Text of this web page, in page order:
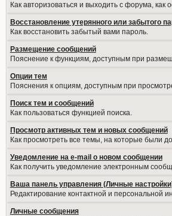
Как авторизоваться и выходить с форума,
Восстановление утерянного или забытого
Как восстановить забытый вами пароль.
Размещение сообщений
Пояснение к функциям, доступным при
Опции тем
Пояснения к опциям, доступным при
Поиск тем и сообщений
Как пользоваться функцией поиска.
Просмотр активных тем и новых сообщений
Как просмотреть все темы, на которые были
Уведомление на е-mail о новом сообщении
Как получить уведомление электронным
Ваша панель управления (Личные
Редактирование контактной и персональной
Личные сообщения